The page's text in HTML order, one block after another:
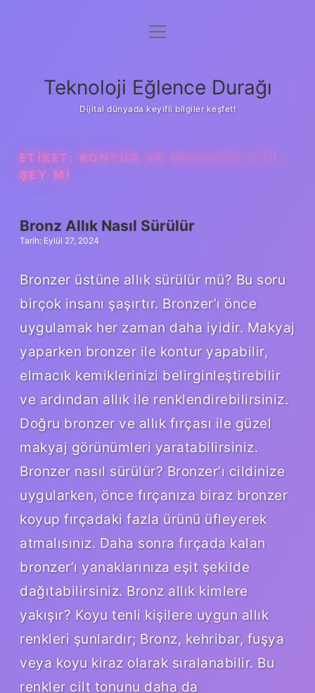
Anasayfa
Yasal Uyarı
menüyü
Teknoloji Eğlence Durağı
Dijital dünyada keyifli bilgiler keşfet!
ETIKET: KONTÜR VE BRONZER AYNI
ŞEY MI
Bronz Allık Nasıl Sürülür
Tarih: Eylül 27, 2024
Bronzer üstüne allık sürülür mü? Bu soru
birçok insanı şaşırtır. Bronzer’ı önce
uygulamak her zaman daha iyidir. Makyaj
yaparken bronzer ile kontur yapabilir,
elmacık kemiklerinizi belirginleştirebilir
ve ardından allık ile renklendirebilirsiniz.
Doğru bronzer ve allık fırçası ile güzel
makyaj görünümleri yaratabilirsiniz.
Bronzer nasıl sürülür? Bronzer’ı cildinize
uygularken, önce fırçanıza biraz bronzer
koyup fırçadaki fazla ürünü üfleyerek
atmalısınız. Daha sonra fırçada kalan
bronzer’ı yanaklarınıza eşit şekilde
dağıtabilirsiniz. Bronz allık kimlere
yakışır? Koyu tenli kişilere uygun allık
renkleri şunlardır; Bronz, kehribar, fuşya
veya koyu kiraz olarak sıralanabilir. Bu
renkler cilt tonunu daha da